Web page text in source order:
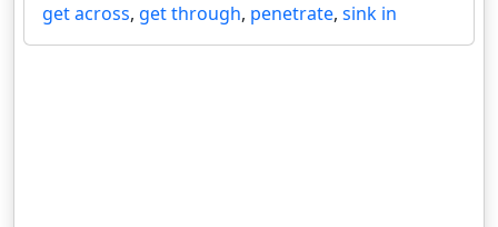
get across, get through, penetrate, sink in